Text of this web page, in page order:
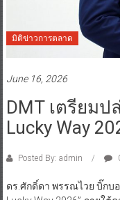
มิติข่าวการตลาด
June 16, 2026
DMT เตรียม
Lucky Way
Posted By: admin
ดร.ศักดิ์ดา พรรณไวย บิ๊กบ